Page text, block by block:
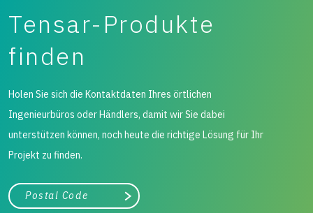
Tensar-Produkte
finden
Holen Sie sich die Kontaktdaten Ihres örtlichen
Ingenieurbüros oder Händlers, damit wir Sie dabei
unterstützen können, noch heute die richtige Lösung für Ihr
Projekt zu finden.
Stadt, Bundesland
Suche